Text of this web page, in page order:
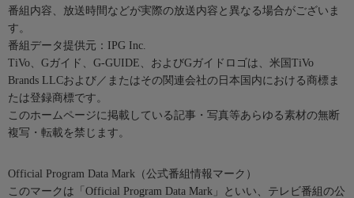
番組内容、放送時間などが実際の放送内容と異なる場合がございま
す。
番組データ提供元：IPG Inc.
TiVo、Gガイド、G-GUIDE、およびGガイドロゴは、米国TiVo
Brands LLCおよび／またはその関連会社の日本国内における商標ま
たは登録商標です。
このホームページに掲載している記事・写真等あらゆる素材の無断
複写・転載を禁じます。
Official Program Data Mark（公式番組情報マーク）
このマークは「Official Program Data Mark」といい、テレビ番組の公